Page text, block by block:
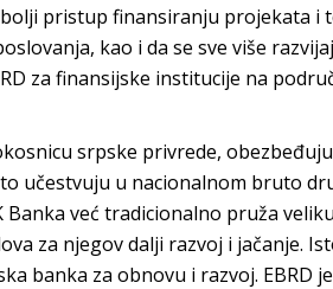
pristup finansiranju projekata i
kao i da se sve više
za finansijske institucije na
srpske privrede,
učestvuju u nacionalnom bruto
već tradicionalno pruža
za njegov dalji razvoj i jačanje.
banka za obnovu i razvoj. EBRD